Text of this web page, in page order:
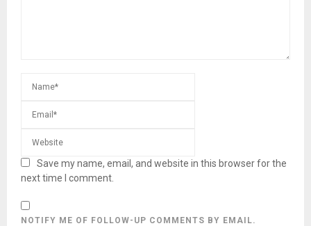
Save my name, email, and website in this browser for the
next time I comment.
NOTIFY ME OF FOLLOW-UP COMMENTS BY EMAIL.